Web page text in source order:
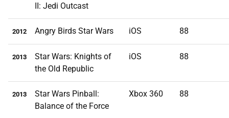
II: Jedi Outcast
2012 Angry Birds Star Wars iOS 88
2013
Star Wars: Knights of
the Old Republic
iOS 88
2013
Star Wars Pinball:
Balance of the Force
Xbox 360 88